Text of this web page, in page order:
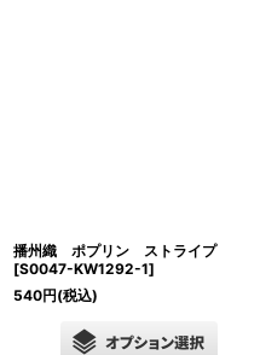
播州織 ポプリン ストライプ
[S0047-KW1292-1]
540円(税込)